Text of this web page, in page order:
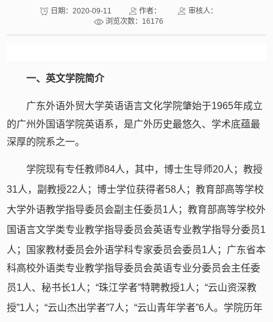
日期：2020-09-11 作者：
审核人：
浏览次数：
16176
一、英文学院简介
广东外语外贸大学英语语言文化学院肇始于1965年成立
的广州外国语学院英语系，是广外历史最悠久、学术底蕴最
深厚的院系之一。
学院现有专任教师84人，其中，博士生导师20人；教授
31人，副教授22人；博士学位获得者58人；教育部高等学校
大学外语教学指导委员会副主任委员1人；教育部高等学校外
国语言文学类专业教学指导委员会英语专业教学指导分委员1
人；国家教材委员会外语学科专家委员会委员1人；广东省本
科高校外语类专业教学指导委员会英语专业分委员会主任委
员1人、秘书长1人；“珠江学者”特聘教授1人；“云山资深教
授”1人；“云山杰出学者”7人；“云山青年学者”6人。学院历年